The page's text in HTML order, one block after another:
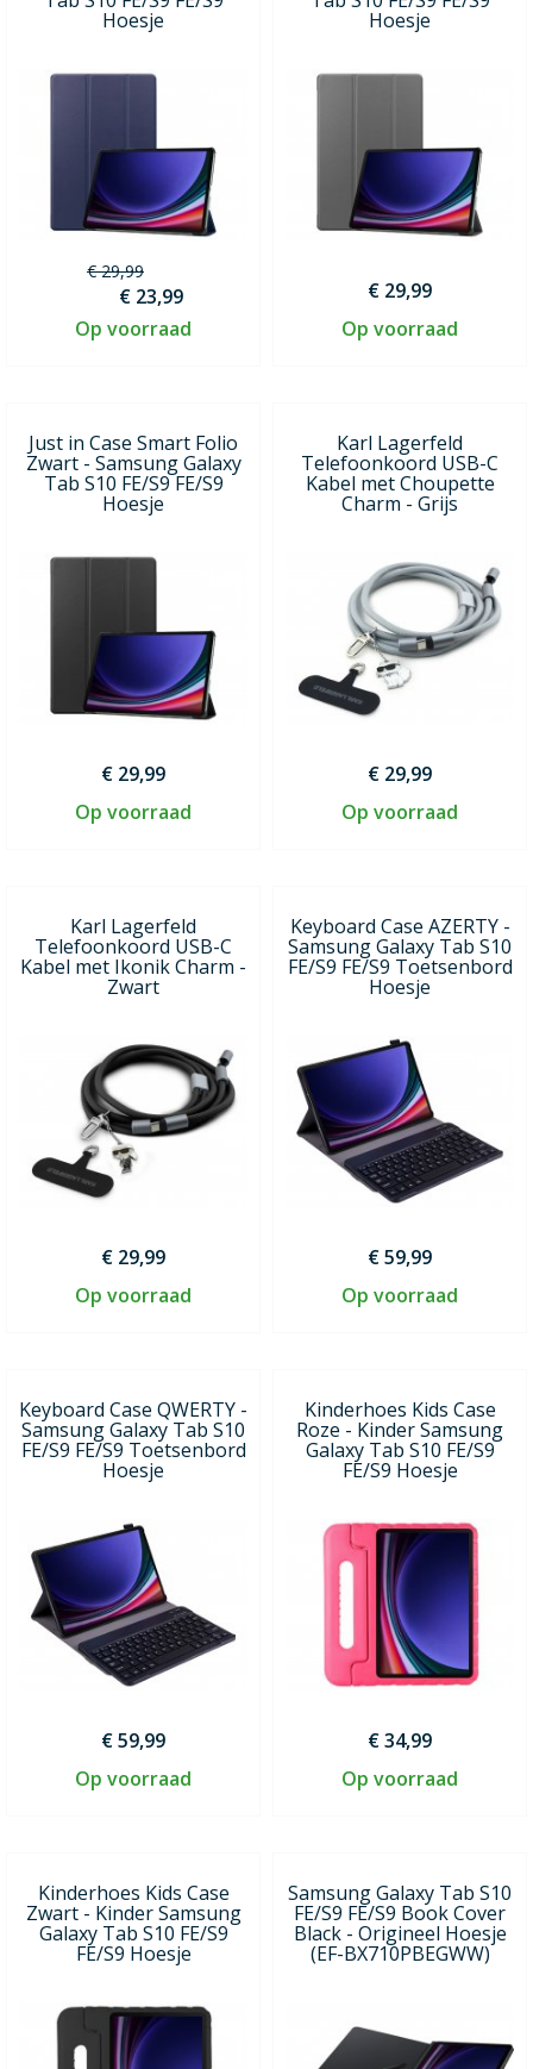
Hoesje
€ 29,99
€ 23,99
Op voorraad
Hoesje
€ 29,99
Op voorraad
Just in Case Smart Folio
Zwart - Samsung Galaxy
Tab S10 FE/S9 FE/S9
Hoesje
€ 29,99
Op voorraad
Karl Lagerfeld
Telefoonkoord USB-C
Kabel met Choupette
Charm - Grijs
€ 29,99
Op voorraad
Karl Lagerfeld
Telefoonkoord USB-C
Kabel met Ikonik Charm -
Zwart
€ 29,99
Op voorraad
Keyboard Case AZERTY -
Samsung Galaxy Tab S10
FE/S9 FE/S9 Toetsenbord
Hoesje
€ 59,99
Op voorraad
Keyboard Case QWERTY -
Samsung Galaxy Tab S10
FE/S9 FE/S9 Toetsenbord
Hoesje
€ 59,99
Op voorraad
Kinderhoes Kids Case
Roze - Kinder Samsung
Galaxy Tab S10 FE/S9
FE/S9 Hoesje
€ 34,99
Op voorraad
Kinderhoes Kids Case
Zwart - Kinder Samsung
Galaxy Tab S10 FE/S9
FE/S9 Hoesje
Samsung Galaxy Tab S10
FE/S9 FE/S9 Book Cover
Black - Origineel Hoesje
(EF-BX710PBEGWW)